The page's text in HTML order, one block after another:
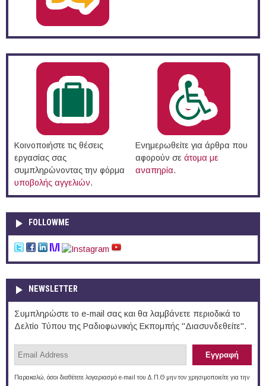
Κοινοποιήστε τις θέσεις
εργασίας σας
συμπληρώνοντας την φόρμα
υποβολής αγγελιών.
Ενημερωθείτε για άρθρα που
αφορούν σε άτομα με
αναπηρία.
FOLLOWME
NEWSLETTER
Συμπληρώστε το e-mail σας και θα λαμβάνετε περιοδικά το
Δελτίο Τύπου της Ραδιοφωνικής Εκπομπής "Διασυνδεθείτε".
Παρακαλώ, όσοι διαθέτετε λογαριασμό e-mail του Δ.Π.Θ μην τον χρησιμοποιείτε για την